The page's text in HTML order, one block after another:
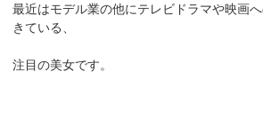
最近はモデル業の他にテレビドラマや映画
きている、
注目の美女です。